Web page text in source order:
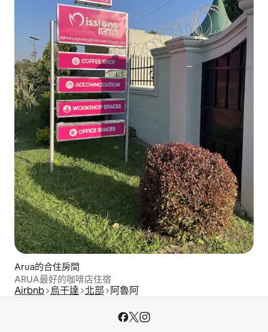
Arua的合住房間
ARUA最好的咖啡店住宿
Airbnb 烏干達 北部 阿魯阿